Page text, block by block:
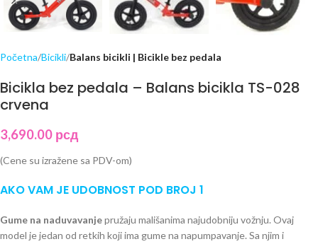
Početna Bicikli Balans bicikli | Bicikle bez pedala
Bicikla bez pedala – Balans bicikla TS-028
crvena
3,690.00 рсд
(Cene su izražene sa PDV-om)
AKO VAM JE UDOBNOST POD BROJ 1
Gume na naduvavanjepružaju mališanima najudobniju vožnju. Ovaj
model je jedan od retkih koji ima gume na napumpavanje. Sa njim i